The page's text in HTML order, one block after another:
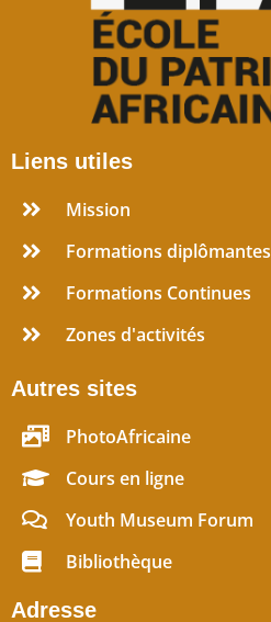
Liens utiles
Mission
Formations diplômantes
Formations Continues
Zones d'activités
Autres sites
PhotoAfricaine
Cours en ligne
Youth Museum Forum
Bibliothèque
Adresse